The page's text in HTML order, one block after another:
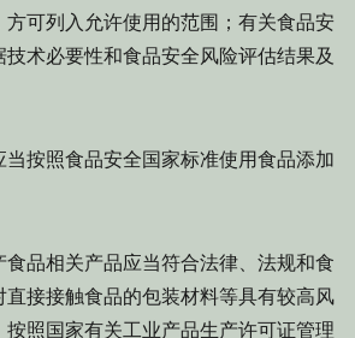
可列入允许使用的范围；有关食品安
术必要性和食品安全风险评估结果及
按照食品安全国家标准使用食品添加
品相关产品应当符合法律、法规和食
接接触食品的包装材料等具有较高风
照国家有关工业产品生产许可证管理